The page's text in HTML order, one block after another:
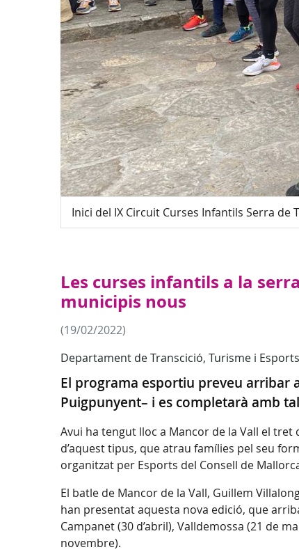
Inici del IX Circuit Curses Infantils Serra
Les curses infantils a la
municipis nous
(19/02/2022)
Departament de Transcició, Turisme i
El programa esportiu preveu arribar
Puigpunyent– i es completarà amb
Avui ha tengut lloc a Mancor de la Vall el
d’aquest tipus, que atrau famílies pel seu
organitzat per Esports del Consell de
El batle de Mancor de la Vall, Guillem
han presentat aquesta nova edició, que
Campanet (30 d’abril), Valldemossa (21 de
novembre).